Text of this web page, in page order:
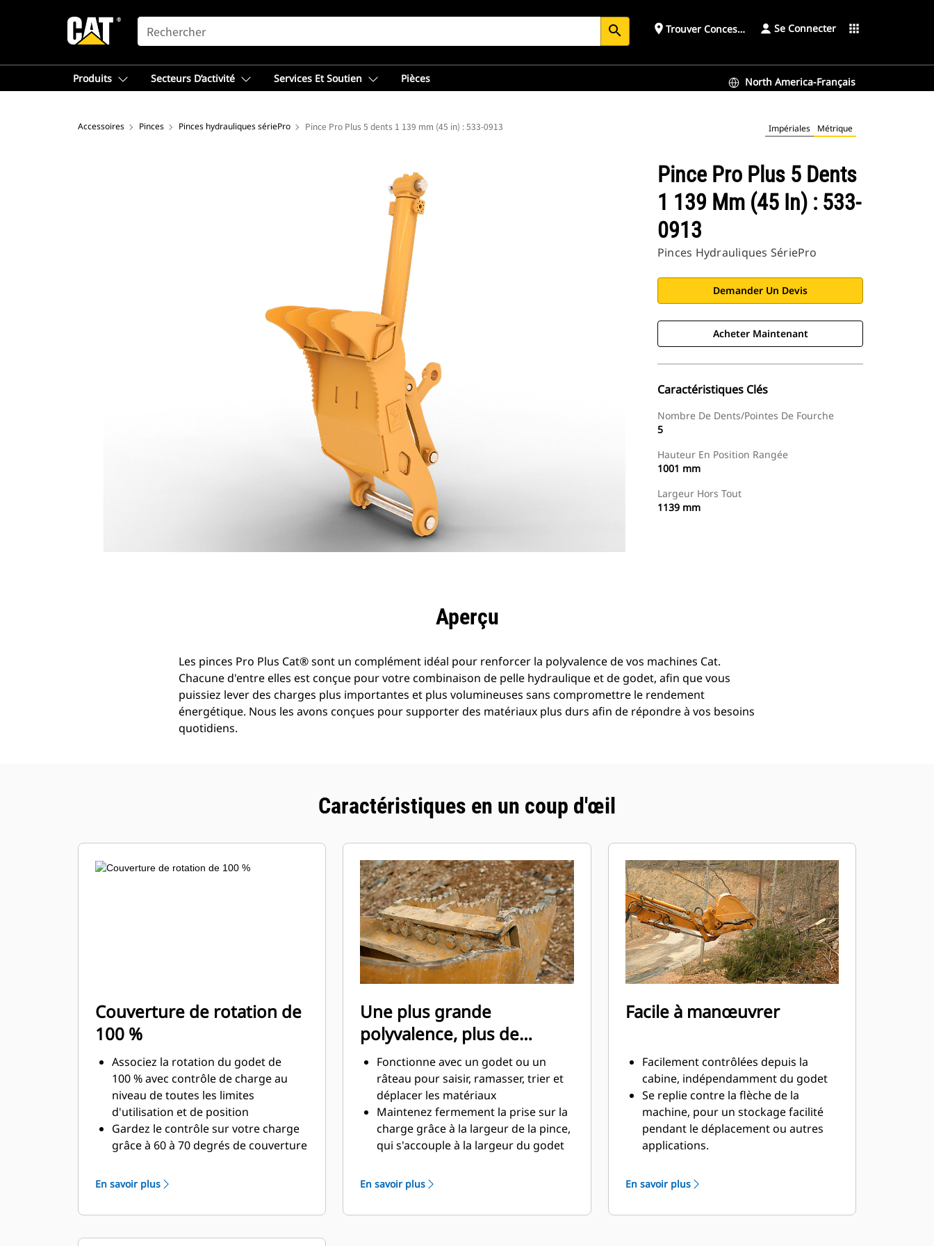
SEARCH search place Trouver ConcessionnaireSe Connecter apps
Produits Secteurs D’activité Services Et Soutien Pièces North America-Français
Accessoires Pinces Pinces hydrauliques sériePro Pince Pro Plus 5 dents 1 139 mm (45 in) : 533-0913 Impériales Métrique
Pince Pro Plus 5 Dents
1 139 Mm (45 In) : 533-
0913
Pinces Hydrauliques SériePro
Demander Un Devis
Acheter Maintenant
Caractéristiques Clés
Nombre De Dents/pointes De Fourche
5
Hauteur En Position Rangée
1001 mm
Largeur Hors Tout
1139 mm
Aperçu
Les pinces Pro Plus Cat® sont un complément idéal pour renforcer la polyvalence de vos machines Cat.
Chacune d'entre elles est conçue pour votre combinaison de pelle hydraulique et de godet, afin que vous
puissiez lever des charges plus importantes et plus volumineuses sans compromettre le rendement
énergétique. Nous les avons conçues pour supporter des matériaux plus durs afin de répondre à vos besoins
quotidiens.
Caractéristiques en un coup d'œil
Couverture de rotation de
100 %
Associez la rotation du godet de
100 % avec contrôle de charge au
niveau de toutes les limites
d'utilisation et de position
Gardez le contrôle sur votre charge
grâce à 60 à 70 degrés de couverture
Pro
Réalisez des travaux au-dessous du
niveau du sol, des travaux verticaux
En savoir plus
Une plus grande
polyvalence, plus de
productivité
Fonctionne avec un godet ou un
râteau pour saisir, ramasser, trier et
déplacer les matériaux
Maintenez fermement la prise sur la
charge grâce à la largeur de la pince,
qui s'accouple à la largeur du godet
pince et le godet ou râteau grâce à la
courbure unique et la denture de la
pince
En savoir plus
Facile à manœuvrer
Facilement contrôlées depuis la
cabine, indépendamment du godet
Se replie contre la flèche de la
machine, pour un stockage facilité
pendant le déplacement ou autres
applications.
maintenance et du fonctionnement
général font des pinces un
accessoire plus simple et au coût
En savoir plus